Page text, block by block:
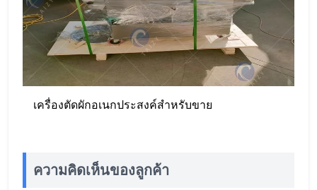
เครื่องตัดผักอเนกประสงค์สำหรับขาย
ความคิดเห็นของลูกค้า